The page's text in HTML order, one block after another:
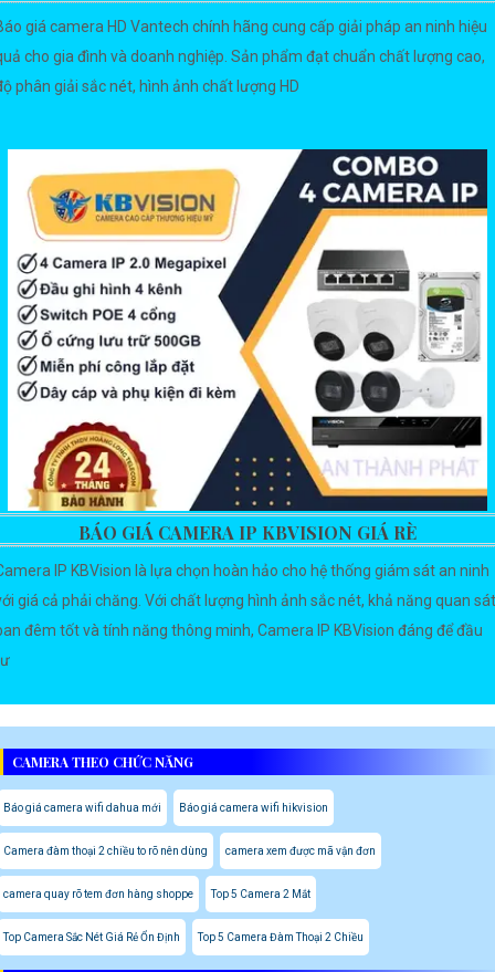
giá camera HD Vantech chính hãng cung cấp giải pháp an ninh hiệu
cho gia đình và doanh nghiệp. Sản phẩm đạt chuẩn chất lượng cao,
phân giải sắc nét, hình ảnh chất lượng HD
BÁO GIÁ CAMERA IP KBVISION GIÁ RÈ
IP KBVision là lựa chọn hoàn hảo cho hệ thống giám sát an ninh
giá cả phải chăng. Với chất lượng hình ảnh sắc nét, khả năng quan sát
đêm tốt và tính năng thông minh, Camera IP KBVision đáng để đầu
CAMERA THEO CHỨC NĂNG
Báo giá camera wifi dahua mới Báo giá camera wifi hikvision
Camera đàm thoại 2 chiều to rõ nên dùng camera xem được mã vận đơn
camera quay rõ tem đơn hàng shoppe Top 5 Camera 2 Mắt
Top Camera Sắc Nét Giá Rẻ Ổn Định Top 5 Camera Đàm Thoại 2 Chiều